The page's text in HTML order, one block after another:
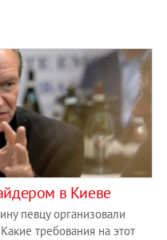
в Киеве
певцу организовали
требования на этот